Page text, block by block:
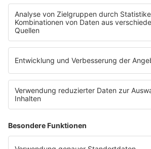
WERBUNG
Mediadaten und Preisliste
Ansprechpartner
RECHTLICHES
Impressum
Datenschutz
Datenschutzeinstellungen
Datenverarbeitung bei Gewinnspielen
Teilnahmebedingungen
Gewinnspielregeln Social Media